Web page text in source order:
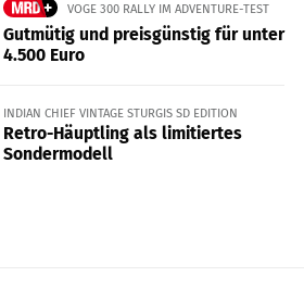
VOGE 300 RALLY IM ADVENTURE-TEST
Gutmütig und preisgünstig für unter
4.500 Euro
INDIAN CHIEF VINTAGE STURGIS SD EDITION
Retro-Häuptling als limitiertes
Sondermodell